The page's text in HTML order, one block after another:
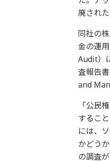
廃され
同社の
金の運
Audit）
査報告
and
「公民
するこ
には、
かどう
の調査が